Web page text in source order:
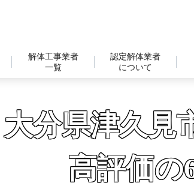
解体工事業者
一覧
認定解体業者
について
大分県津久見
高評価の